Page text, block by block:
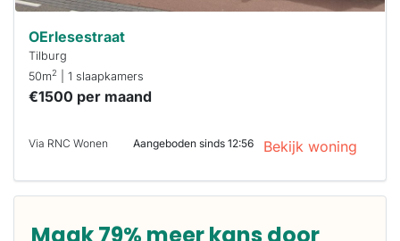
OErlesestraat
Tilburg
50m2 | 1 slaapkamers
€1500 per maand
Via RNC Wonen Aangeboden sinds 12:56 Bekijk woning
Maak 79% meer kans door